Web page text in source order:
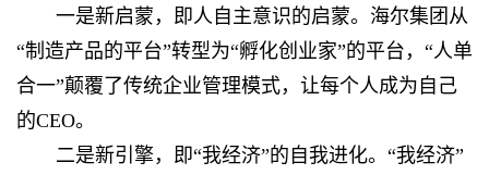
一是新启蒙，即人自主意识的启蒙。海尔集团从
“制造产品的平台”转型为“孵化创业家”的平台，“人单
合一”颠覆了传统企业管理模式，让每个人成为自己
的CEO。
二是新引擎，即“我经济”的自我进化。“我经济”